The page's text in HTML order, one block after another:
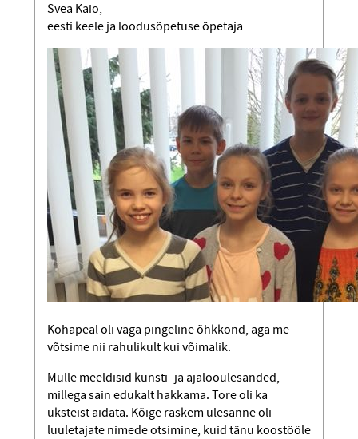
Svea Kaio,
eesti keele ja loodusõpetuse õpetaja
Kohapeal oli väga pingeline õhkkond, aga me
võtsime nii rahulikult kui võimalik.
Mulle meeldisid kunsti- ja ajalooülesanded,
millega sain edukalt hakkama. Tore oli ka
üksteist aidata. Kõige raskem ülesanne oli
luuletajate nimede otsimine, kuid tänu koostööle